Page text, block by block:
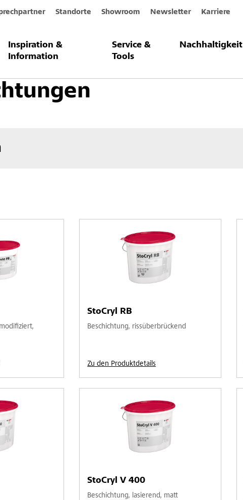
Standorte Showroom Newsletter Karriere
Inspiration &
Information
Service &
Tools
Nachhaltigkeit
Betoninstandsetzung und Betonschutz Oberflächenschutz Beschichtungen
StoCryl RB
Beschichtung, rissüberbrückend
Zu den Produktdetails
StoCryl V 400
Beschichtung, lasierend, matt